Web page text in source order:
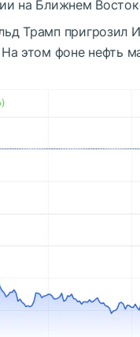
на Ближнем
Трамп пригрозил
этом фоне нефть